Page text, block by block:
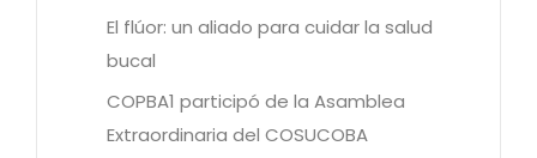
El flúor: un aliado para cuidar la salud
bucal
COPBA1 participó de la Asamblea
Extraordinaria del COSUCOBA